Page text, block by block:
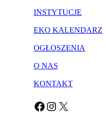
INSTYTUCJE
EKO KALENDARZ
OGŁOSZENIA
O NAS
KONTAKT
Facebook Instagram X